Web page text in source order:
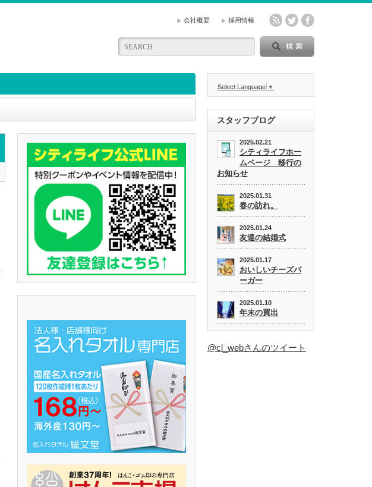
会社概要 採用情報
Select Language ▼
スタッフブログ
2025.02.21
シティライフホー
ムページ 移行の
お知らせ
2025.01.31
春の訪れ。
2025.01.24
友達の結婚式
2025.01.17
おいしいチーズバ
ーガー
2025.01.10
年末の買出
@cl_webさんのツイート